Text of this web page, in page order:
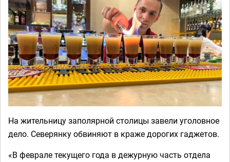
На жительницу заполярной столицы завели уголовное
дело. Северянку обвиняют в краже дорогих гаджетов.
«В феврале текущего года в дежурную часть отдела